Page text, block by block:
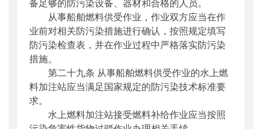
备足够的防污染设备、器材和合格的人员。
从事船舶燃料供受作业，作业双方应当在作
业前对相关防污染措施进行确认，按照规定填写
防污染检查表，并在作业过程中严格落实防污染
措施。
第二十九条 从事船舶燃料供受作业的水上燃
料加注站应当满足国家规定的防污染技术标准要
求。
水上燃料加注站接受燃料补给作业应当按照